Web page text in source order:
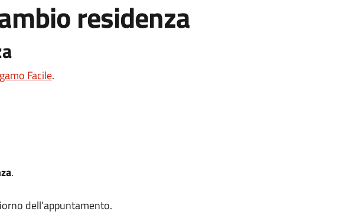
residenza
Facile.
.
dell’appuntamento.